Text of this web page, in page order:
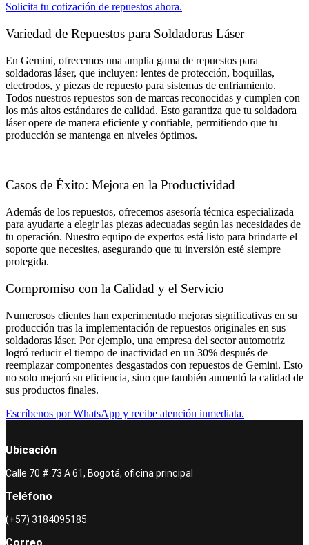
Solicita tu cotización de repuestos ahora.
Variedad de Repuestos para Soldadoras Láser​
En Gemini, ofrecemos una amplia gama de repuestos para
soldadoras láser, que incluyen: lentes de protección, boquillas,
electrodos, y piezas de repuesto para sistemas de enfriamiento.
Todos nuestros repuestos son de marcas reconocidas y cumplen con
los más altos estándares de calidad. Esto garantiza que tu soldadora
láser opere de manera eficiente y confiable, permitiendo que tu
producción se mantenga en niveles óptimos.
Casos de Éxito: Mejora en la Productividad
Además de los repuestos, ofrecemos asesoría técnica especializada
para ayudarte a elegir las piezas adecuadas según las necesidades de
tu operación. Nuestro equipo de expertos está listo para brindarte el
soporte que necesites, asegurando que tu inversión esté siempre
protegida.
Compromiso con la Calidad y el Servicio
Numerosos clientes han experimentado mejoras significativas en su
producción tras la implementación de repuestos originales en sus
soldadoras láser. Por ejemplo, una empresa del sector automotriz
logró reducir el tiempo de inactividad en un 30% después de
reemplazar componentes desgastados con repuestos de Gemini. Esto
no solo mejoró su eficiencia, sino que también aumentó la calidad de
sus productos finales.
Escríbenos por WhatsApp y recibe atención inmediata.
Ubicación
Calle 70 # 73 A 61, Bogotá, oficina principal
Teléfono
(+57) 3184095185
Correo